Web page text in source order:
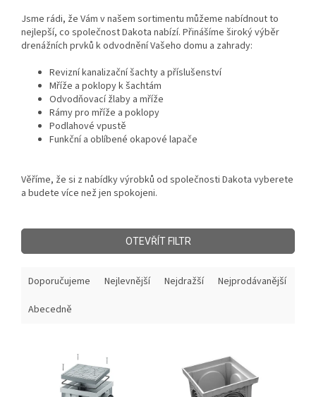
Jsme rádi, že Vám v našem sortimentu můžeme nabídnout to
nejlepší, co společnost Dakota nabízí. Přinášíme široký výběr
drenážních prvků k odvodnění Vašeho domu a zahrady:
Revizní kanalizační šachty a příslušenství
Mříže a poklopy k šachtám
Odvodňovací žlaby a mříže
Rámy pro mříže a poklopy
Podlahové vpustě
Funkční a oblíbené okapové lapače
Věříme, že si z nabídky výrobků od společnosti Dakota vyberete
a budete více než jen spokojeni.
OTEVŘÍT FILTR
ŘDoporučujeme Nejlevnější Nejdražší
Nejprodávanější
Abecedně